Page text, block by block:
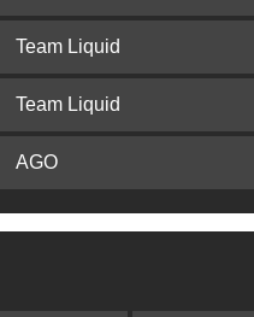
Team Liquid
Team Liquid
AGO